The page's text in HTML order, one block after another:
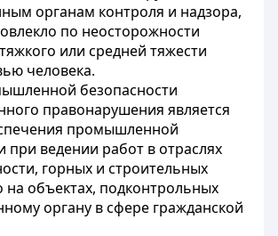
органам контроля и надзора,
по неосторожности
или средней тяжести
человека.
безопасности
правонарушения является
промышленной
при ведении работ в отраслях
горных и строительных
на объектах, подконтрольных
органу в сфере гражданской